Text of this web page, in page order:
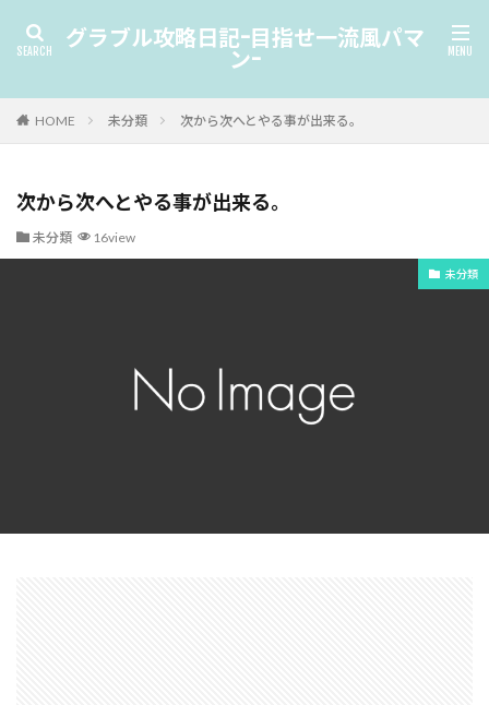
グラブル攻略日記-目指せ一流風パマ
ン-
HOME 未分類 次から次へとやる事が出来る。
次から次へとやる事が出来る。
未分類 16view
未分類